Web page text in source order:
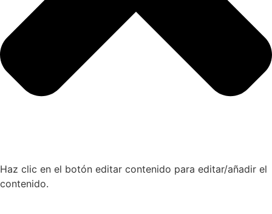
Haz clic en el botón editar contenido para editar/añadir el
contenido.